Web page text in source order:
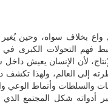
واع بخلاف سواه، وحين
فهم التحولات الكبرى في
لأن الإنسان يعيش
إلى العالم، ولهذا تكشف
والسلطات وأنماط الوعي
عبر أدواته شكل المجتمع